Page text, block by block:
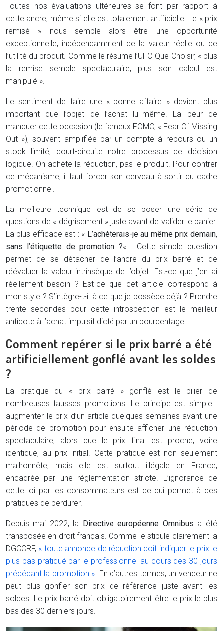
Toutes nos évaluations ultérieures se font par rapport à
cette ancre, même si elle est totalement artificielle. Le « prix
remisé » nous semble alors être une opportunité
exceptionnelle, indépendamment de la valeur réelle ou de
l’utilité du produit. Comme le résume l’UFC-Que Choisir, « plus
la remise semble spectaculaire, plus son calcul est
manipulé ».
Le sentiment de faire une « bonne affaire » devient plus
important que l’objet de l’achat lui-même. La peur de
manquer cette occasion (le fameux FOMO, « Fear Of Missing
Out »), souvent amplifiée par un compte à rebours ou un
stock limité, court-circuite notre processus de décision
logique. On achète la réduction, pas le produit. Pour contrer
ce mécanisme, il faut forcer son cerveau à sortir du cadre
promotionnel.
La meilleure technique est de se poser une série de
questions de « dégrisement » juste avant de valider le panier.
La plus efficace est : « L’achèterais-je au même prix demain,
sans l’étiquette de promotion ?« . Cette simple question
permet de se détacher de l’ancre du prix barré et de
réévaluer la valeur intrinsèque de l’objet. Est-ce que j’en ai
réellement besoin ? Est-ce que cet article correspond à
mon style ? S’intègre-t-il à ce que je possède déjà ? Prendre
trente secondes pour cette introspection est le meilleur
antidote à l’achat impulsif dicté par un pourcentage.
Comment repérer si le prix barré a été
artificiellement gonflé avant les soldes
?
La pratique du « prix barré » gonflé est le pilier de
nombreuses fausses promotions. Le principe est simple :
augmenter le prix d’un article quelques semaines avant une
période de promotion pour ensuite afficher une réduction
spectaculaire, alors que le prix final est proche, voire
identique, au prix initial. Cette pratique est non seulement
malhonnête, mais elle est surtout illégale en France,
encadrée par une réglementation stricte. L’ignorance de
cette loi par les consommateurs est ce qui permet à ces
pratiques de perdurer.
Depuis mai 2022, la Directive européenne Omnibus a été
transposée en droit français. Comme le stipule clairement la
DGCCRF, « toute annonce de réduction doit indiquer le prix le
plus bas pratiqué par le professionnel au cours des 30 jours
précédant la promotion ». En d’autres termes, un vendeur ne
peut plus gonfler son prix de référence juste avant les
soldes. Le prix barré doit obligatoirement être le prix le plus
bas des 30 derniers jours.